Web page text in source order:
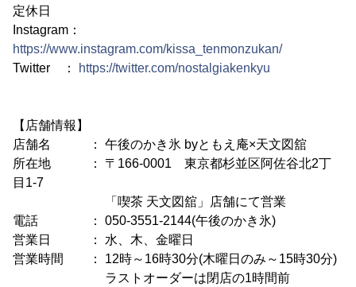
定休日
Instagram：
https://www.instagram.com/kissa_tenmonzukan/
Twitter ：
https://twitter.com/nostalgiakenkyu
【店舗情報】
店舗名 ： 午後のかき氷 byともえ庵×天文図舘
所在地 ： 〒166-0001 東京都杉並区阿佐谷北2丁
目1-7
「喫茶 天文図舘」店舗にて営業
電話 ： 050-3551-2144(午後のかき氷)
営業日 ： 水、木、金曜日
営業時間 ： 12時～16時30分(木曜日のみ～15時30分)
ラストオーダーは閉店の1時間前